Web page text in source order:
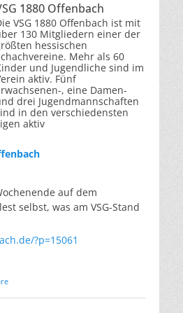
1880 Offenbach
VSG 1880 Offenbach ist mit
130 Mitgliedern einer der
hessischen
Mehr als 60
und Jugendliche sind im
aktiv. Fünf
, eine Damen-
drei Jugendmannschaften
in den verschiedensten
aktiv
auf dem
selbst, was am VSG-Stand
?p=15061